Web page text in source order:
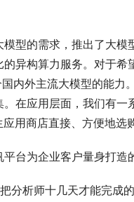
型的需求，推出了大模
异构算力服务。对于
内外主流大模型的能力
在应用层面，我们有
用商店直接、方便地选
台为企业客户量身打造
分析师十几天才能完成